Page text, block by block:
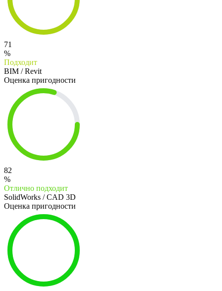
71
%
Подходит
BIM / Revit
Оценка пригодности
82
%
Отлично подходит
SolidWorks / CAD 3D
Оценка пригодности